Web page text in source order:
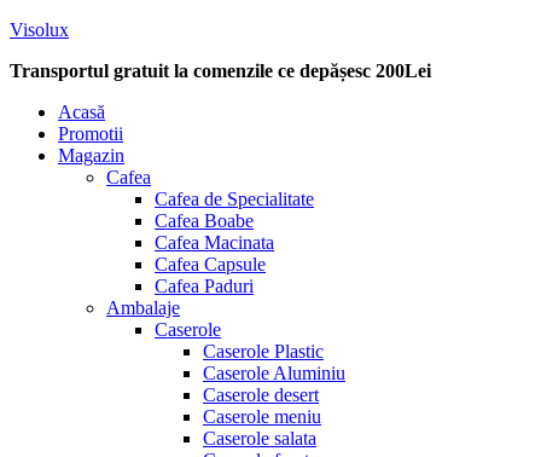
Visolux
Transportul gratuit la comenzile ce depășesc 200Lei
Menu
Acasă
Promotii
Magazin
Cafea
Cafea de Specialitate
Cafea Boabe
Cafea Macinata
Cafea Capsule
Cafea Paduri
Ambalaje
Caserole
Caserole Plastic
Caserole Aluminiu
Caserole desert
Caserole meniu
Caserole salata